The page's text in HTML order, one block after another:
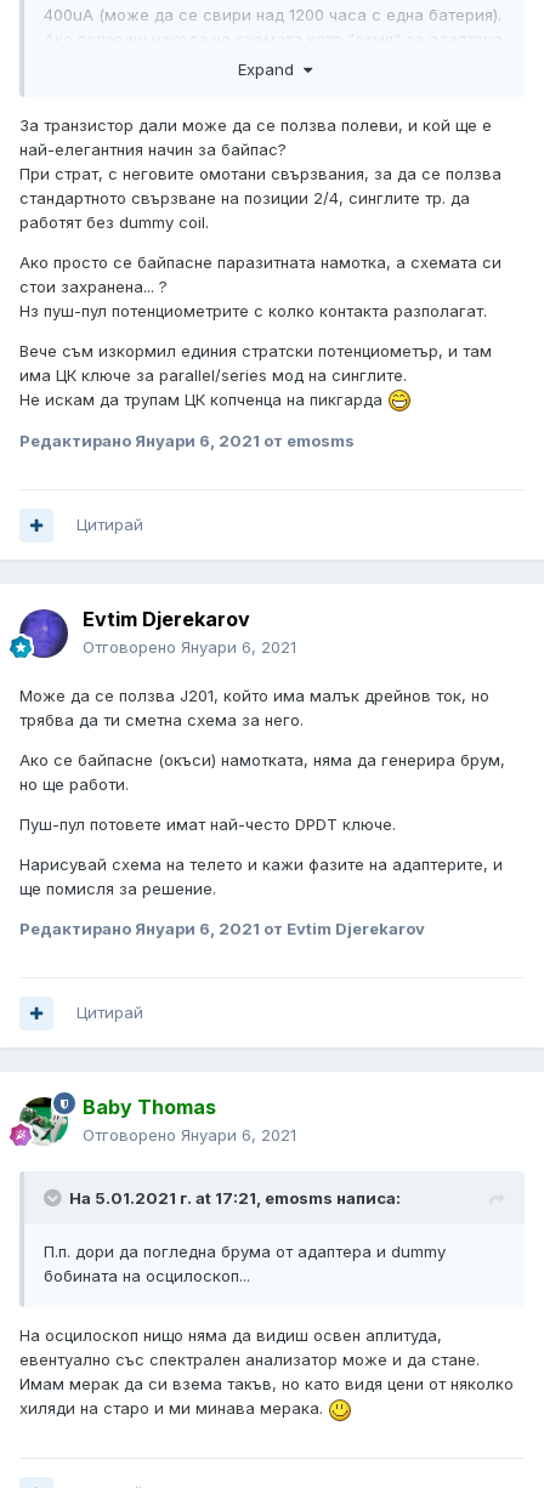
400uA (може да се свири над 1200 часа с една батерия).
Ако ползваш изхода на схемата като "земя" за адаптера
и батерията свърши, се получава така, все едно
гаси брума. Този процес ще започне да се усеща малко
по малко и да подсети, да си смениш батерията. Ако
последователно на R2 сложиш тример 1-10К, ще можеш
да намаляваш усилването. За тази схема е необходимо
dummy бобината да има изходен брум не много по-слаб
(до около 2-3 пъти) от брума на самия адаптер. R3
можеш да не слагаш (даваш накъсо, самата бобинка си
има съпротивление). Ако сложиш някакъв малък
на R6, ще получиш lowpass филтър 6db/oct за брума с
някаква честота и влияние, можеш да експериментираш.
Expand
За транзистор дали може да се ползва полеви, и кой ще е
най-елегантния начин за байпас?
При страт, с неговите омотани свързвания, за да се ползва
стандартното свързване на позиции 2/4, синглите тр. да
работят без dummy coil.
Ако просто се байпасне паразитната намотка, а схемата си
стои захранена... ?
Нз пуш-пул потенциометрите с колко контакта разполагат.
Вече съм изкормил единия стратски потенциометър, и там
има ЦК ключе за parallel/series мод на синглите.
Не искам да трупам ЦК копченца на пикгарда
Редактирано Януари 6, 2021 от emosms
Цитирай
Evtim Djerekarov
Отговорено Януари 6, 2021
Може да се ползва J201, който има малък дрейнов ток, но
трябва да ти сметна схема за него.
Ако се байпасне (окъси) намотката, няма да генерира брум,
но ще работи.
Пуш-пул потовете имат най-често DPDT ключе.
Нарисувай схема на телето и кажи фазите на адаптерите, и
ще помисля за решение.
Редактирано Януари 6, 2021 от Evtim Djerekarov
Цитирай
Baby Thomas
Отговорено Януари 6, 2021
На 5.01.2021 г. at 17:21, emosms написа:
П.п. дори да погледна брума от адаптера и dummy
бобината на осцилоскоп...
На осцилоскоп нищо няма да видиш освен аплитуда,
евентуално със спектрален анализатор може и да стане.
Имам мерак да си взема такъв, но като видя цени от няколко
хиляди на старо и ми минава мерака.